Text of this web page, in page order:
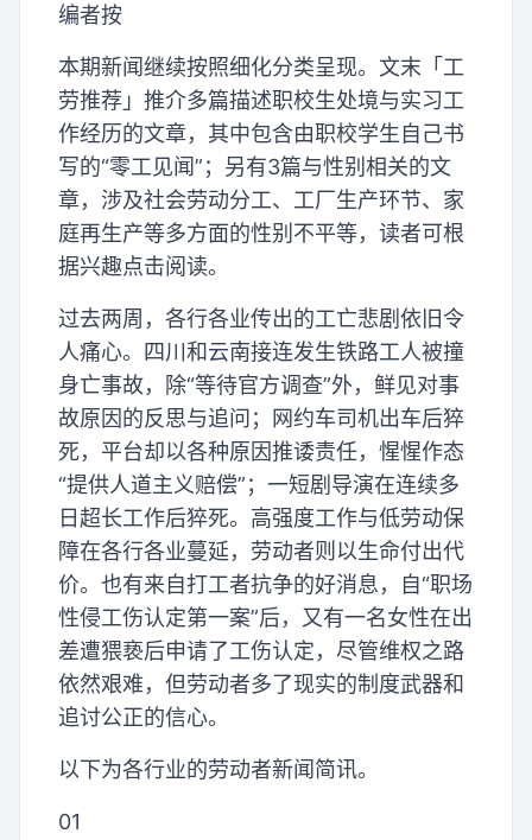
编者按
本期新闻继续按照细化分类呈现。文末「工
劳推荐」推介多篇描述职校生处境与实习工
作经历的文章，其中包含由职校学生自己书
写的“零工见闻”；另有3篇与性别相关的文
章，涉及社会劳动分工、工厂生产环节、家
庭再生产等多方面的性别不平等，读者可根
据兴趣点击阅读。
过去两周，各行各业传出的工亡悲剧依旧令
人痛心。四川和云南接连发生铁路工人被撞
身亡事故，除“等待官方调查”外，鲜见对事
故原因的反思与追问；网约车司机出车后猝
死，平台却以各种原因推诿责任，惺惺作态
“提供人道主义赔偿”；一短剧导演在连续多
日超长工作后猝死。高强度工作与低劳动保
障在各行各业蔓延，劳动者则以生命付出代
价。也有来自打工者抗争的好消息，自“职场
性侵工伤认定第一案”后，又有一名女性在出
差遭猥亵后申请了工伤认定，尽管维权之路
依然艰难，但劳动者多了现实的制度武器和
追讨公正的信心。
以下为各行业的劳动者新闻简讯。
01